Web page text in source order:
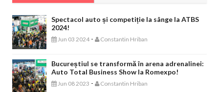
Spectacol auto și competiție la sânge la ATBS
2024!
Jun 03 2024 - Constantin Hriban
Bucureștiul se transformă în arena adrenalinei:
Auto Total Business Show la Romexpo!
Jun 08 2023 - Constantin Hriban